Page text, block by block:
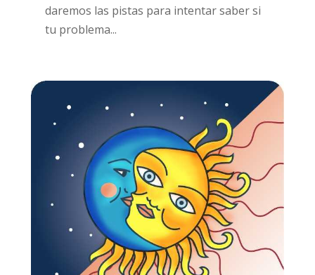
daremos las pistas para intentar saber si
tu problema...